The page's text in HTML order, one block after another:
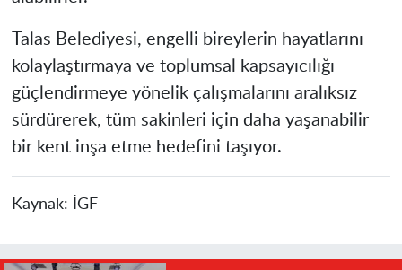
Talas Belediyesi, engelli bireylerin hayatlarını
kolaylaştırmaya ve toplumsal kapsayıcılığı
güçlendirmeye yönelik çalışmalarını aralıksız
sürdürerek, tüm sakinleri için daha yaşanabilir
bir kent inşa etme hedefini taşıyor.
Kaynak: İGF